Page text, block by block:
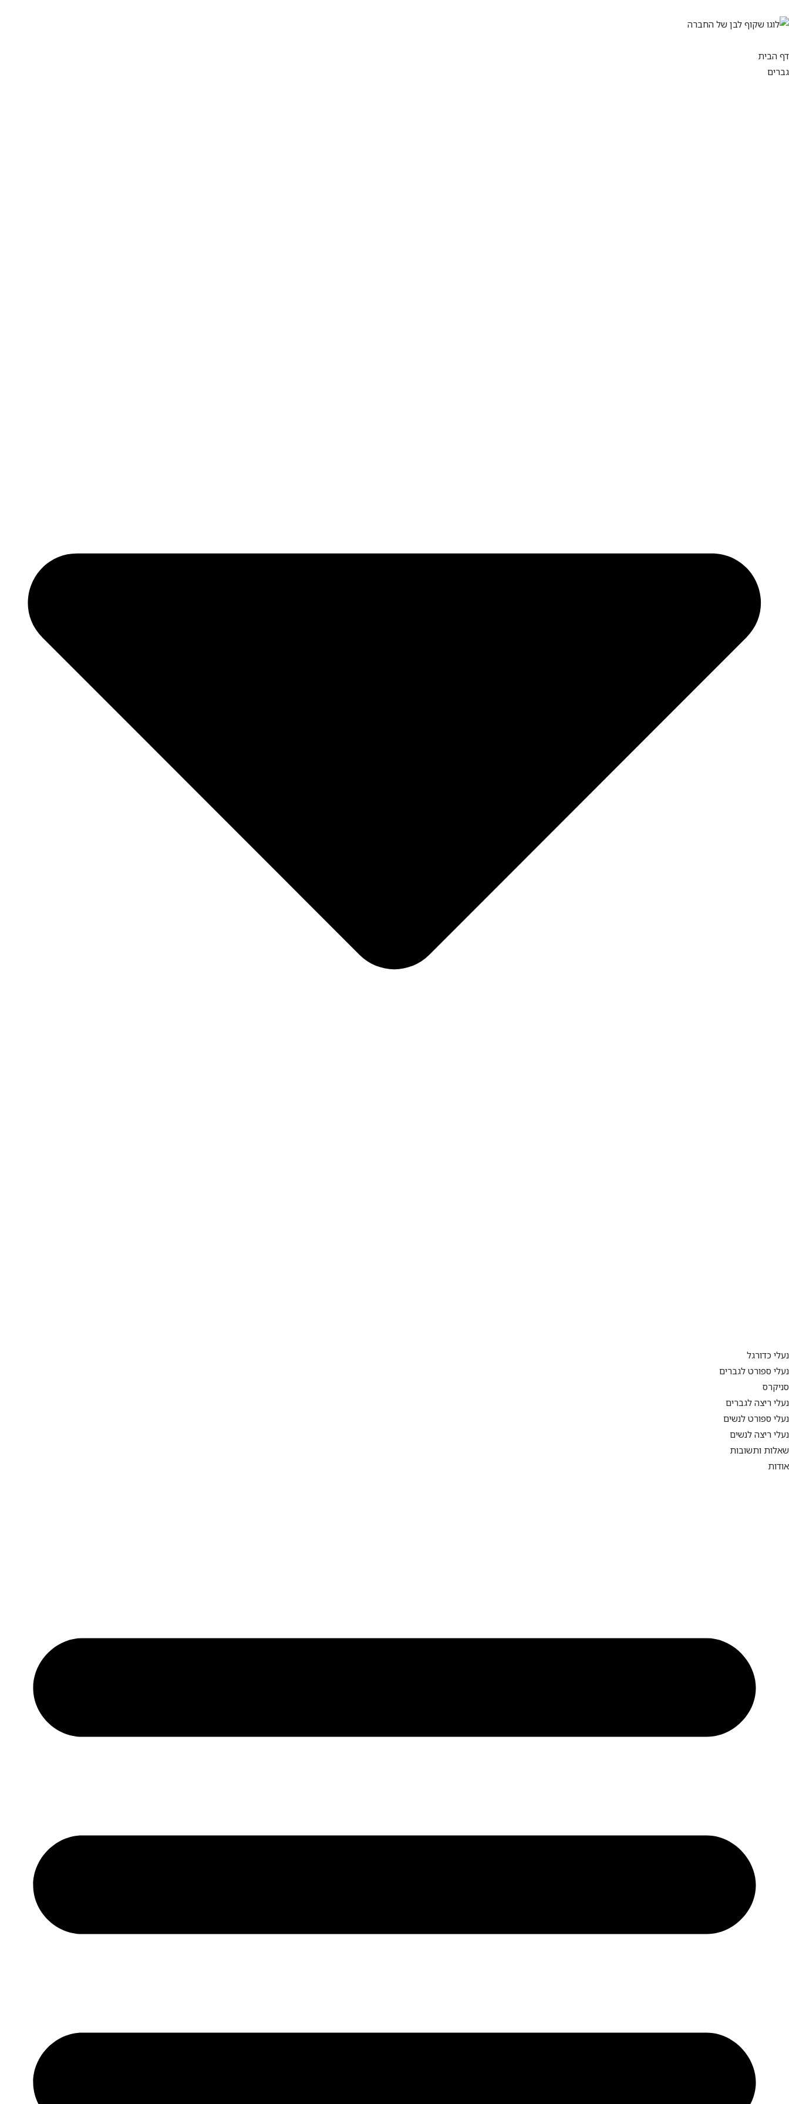
דף הבית
גברים
נעלי כדורגל
נעלי ספורט לגברים
סניקרס
נעלי ריצה לגברים
נעלי ספורט לנשים
נעלי ריצה לנשים
שאלות ותשובות
אודות